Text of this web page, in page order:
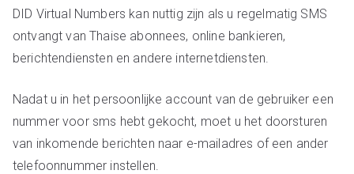
DID Virtual Numbers kan nuttig zijn als u regelmatig SMS
ontvangt van Thaise abonnees, online bankieren,
berichtendiensten en andere internetdiensten.
Nadat u in het persoonlijke account van de gebruiker een
nummer voor sms hebt gekocht, moet u het doorsturen
van inkomende berichten naar e-mailadres of een ander
telefoonnummer instellen.